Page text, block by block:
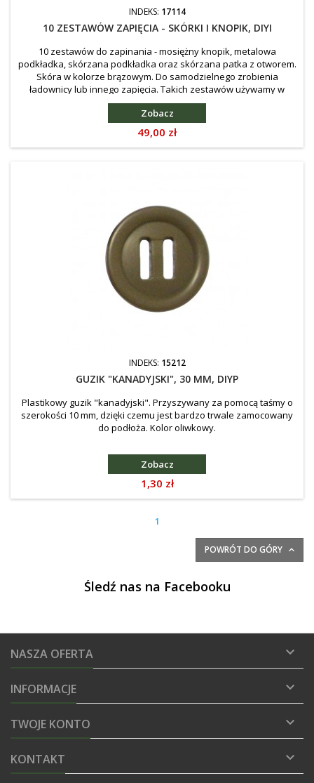
INDEKS: 17114
10 ZESTAWÓW ZAPIĘCIA - SKÓRKI I KNOPIK, DIYI
10 zestawów do zapinania - mosiężny knopik, metalowa
podkładka, skórzana podkładka oraz skórzana patka z otworem.
Skóra w kolorze brązowym. Do samodzielnego zrobienia
ładownicy lub innego zapięcia. Takich zestawów używamy w
naszych replikach Lifczików.
Zobacz
Cena
49,00 zł
INDEKS: 15212
GUZIK "KANADYJSKI", 30 MM, DIYP
Plastikowy guzik "kanadyjski". Przyszywany za pomocą taśmy o
szerokości 10 mm, dzięki czemu jest bardzo trwale zamocowany
do podłoża. Kolor oliwkowy.
Zobacz
Cena
1,30 zł
1
POWRÓT DO GÓRY 
Śledź nas na Facebooku
NASZA OFERTA 
INFORMACJE 
TWOJE KONTO 
KONTAKT 